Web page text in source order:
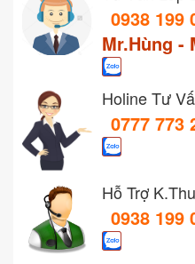
0938 199
Mr.Hùng -
Holine Tư
0777 773
Hỗ Trợ
0938 199